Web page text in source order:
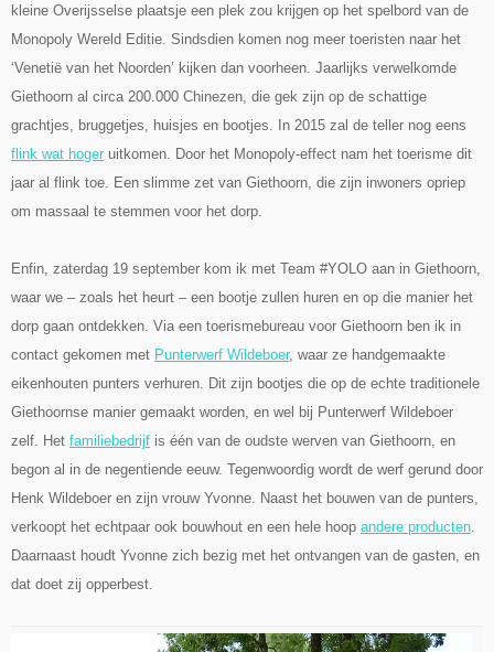
kleine Overijsselse plaatsje een plek zou krijgen op het spelbord van de
Monopoly Wereld Editie. Sindsdien komen nog meer toeristen naar het
‘Venetië van het Noorden’ kijken dan voorheen. Jaarlijks verwelkomde
Giethoorn al circa 200.000 Chinezen, die gek zijn op de schattige
grachtjes, bruggetjes, huisjes en bootjes. In 2015 zal de teller nog eens
flink wat hoger uitkomen. Door het Monopoly-effect nam het toerisme dit
jaar al flink toe. Een slimme zet van Giethoorn, die zijn inwoners opriep
om massaal te stemmen voor het dorp.
Enfin, zaterdag 19 september kom ik met Team #YOLO aan in Giethoorn,
waar we – zoals het heurt – een bootje zullen huren en op die manier het
dorp gaan ontdekken. Via een toerismebureau voor Giethoorn ben ik in
contact gekomen met Punterwerf Wildeboer, waar ze handgemaakte
eikenhouten punters verhuren. Dit zijn bootjes die op de echte traditionele
Giethoornse manier gemaakt worden, en wel bij Punterwerf Wildeboer
zelf. Het familiebedrijf is één van de oudste werven van Giethoorn, en
begon al in de negentiende eeuw. Tegenwoordig wordt de werf gerund door
Henk Wildeboer en zijn vrouw Yvonne. Naast het bouwen van de punters,
verkoopt het echtpaar ook bouwhout en een hele hoop andere producten
Daarnaast houdt Yvonne zich bezig met het ontvangen van de gasten, en
dat doet zij opperbest.